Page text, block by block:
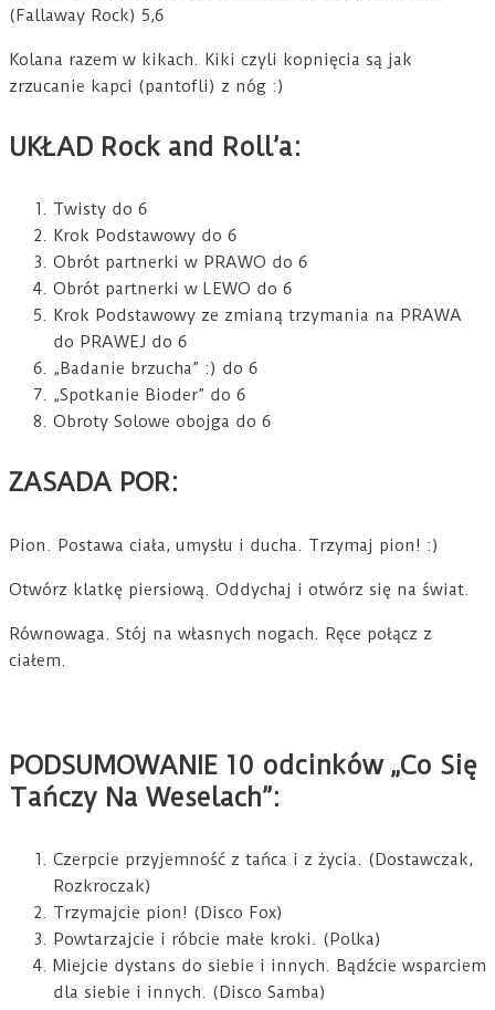
(Fallaway Rock) 5,6
Kolana razem w kikach. Kiki czyli kopnięcia są jak
zrzucanie kapci (pantofli) z nóg :)
UKŁAD Rock and Roll’a:
Twisty do 6
Krok Podstawowy do 6
Obrót partnerki w PRAWO do 6
Obrót partnerki w LEWO do 6
Krok Podstawowy ze zmianą trzymania na PRAWA
do PRAWEJ do 6
„Badanie brzucha” :) do 6
„Spotkanie Bioder” do 6
Obroty Solowe obojga do 6
ZASADA POR:
Pion. Postawa ciała, umysłu i ducha. Trzymaj pion! :)
Otwórz klatkę piersiową. Oddychaj i otwórz się na świat.
Równowaga. Stój na własnych nogach. Ręce połącz z
ciałem.
PODSUMOWANIE 10 odcinków „Co Się
Tańczy Na Weselach”:
Czerpcie przyjemność z tańca i z życia. (Dostawczak,
Rozkroczak)
Trzymajcie pion! (Disco Fox)
Powtarzajcie i róbcie małe kroki. (Polka)
Miejcie dystans do siebie i innych. Bądźcie wsparciem
dla siebie i innych. (Disco Samba)